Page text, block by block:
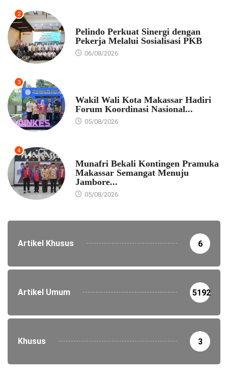
2
Pelindo Perkuat Sinergi dengan
Pekerja Melalui Sosialisasi PKB
06/08/2026
3
Wakil Wali Kota Makassar Hadiri
Forum Koordinasi Nasional...
05/08/2026
4
Munafri Bekali Kontingen Pramuka
Makassar Semangat Menuju
Jambore...
05/08/2026
Artikel Khusus 6
Artikel Umum 5192
Khusus 3